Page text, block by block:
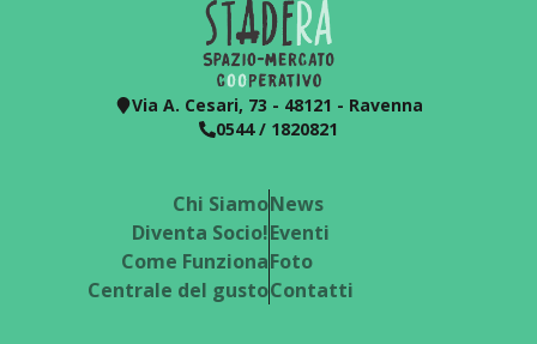
Via A. Cesari, 73 - 48121 - Ravenna
0544 / 1820821
Chi Siamo
Diventa Socio!
Come Funziona
Centrale del gusto
News
Eventi
Foto
Contatti